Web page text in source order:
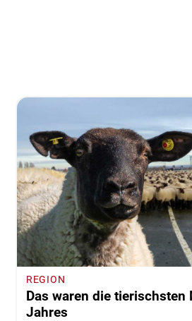
REGION
Das waren die tierischsten
Jahres